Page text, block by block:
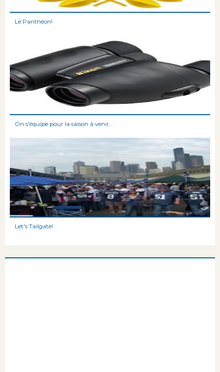
Le Panthéon!
On s'équipe pour la saison à venir...
Let's Tailgate!